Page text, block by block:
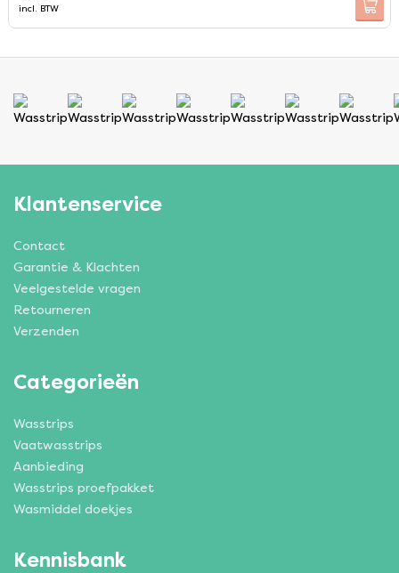
incl. BTW
Klantenservice
Contact
Garantie & Klachten
Veelgestelde vragen
Retourneren
Verzenden
Categorieën
Wasstrips
Vaatwasstrips
Aanbieding
Wasstrips proefpakket
Wasmiddel doekjes
Kennisbank